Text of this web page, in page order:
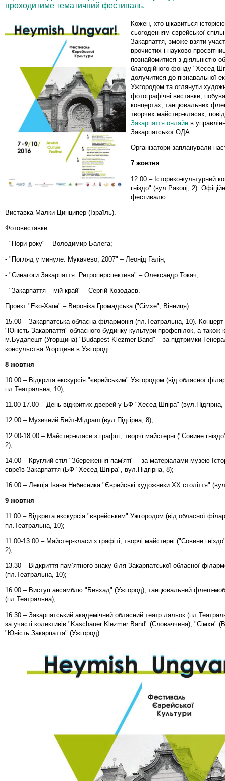
проходитиме тематичний фестиваль.
Кожен, хто цікавиться
сьогоденням єврейської
Закарпаття, зможе взяти
врочистих і науково-
познайомитися з діяльністю
благодійного фонду "Хесед
долучитися до пізнавальної
Ужгородом та оглянути
фотографічні виставки,
концертах, танцювальних
творчих майстер-класах,
Закарпаття онлайн в
Закарпатської ОДА
Організатори запланували
7 жовтня
12.00 – Історико-культурний
гніздо" (вул.Ракоці, 2).
фестивалю.
Виставка Малки Цинципер (Ізраїль).
Фотовиставки:
- "Пори року" – Володимир Балега;
- "Погляд у минуле. Мукачево, 2007" – Леонід Галін;
- "Синагоги Закарпаття. Ретроперспектива" – Олександр Токач;
- "Закарпаття – мій край" – Сергій Козодаєв.
Проект "Еко-Хаїм" – Вероніка Громадська ("Cімхе", Вінниця).
15.00 – Закарпатська обласна філармонія (пл.Театральна, 10).
"Юність Закарпаття" обласного будинку культури профспілок, а також
м.Будапешт (Угорщина) "Budapest Klezmer Band" – зa підтримки
консульства Угорщини в Ужгороді.
8 жовтня
10.00 – Відкрита екскурсія "єврейським" Ужгородом (від обласної
пл.Театральна, 10);
11.00-17.00 – День відкритих дверей у БФ "Хесед Шпіра" (вул.Підгірна,
12.00 – Музичний Бейт-Мідраш (вул.Підгірна, 8);
12.00-18.00 – Майстер-класи з графіті, творчі майстерні ("Cовине
2);
14.00 – Круглий стіл "Збереження пам'яті" – за матеріалами музею
євреїв Закарпаття (БФ "Хесед Шпіра", вул.Підгірна, 8);
16.00 – Лекція Івана Небесника "Єврейські художники XX століття"
9 жовтня
11.00 – Відкрита екскурсія "єврейським" Ужгородом (від обласної
пл.Театральна, 10);
11.00-13.00 – Майстер-класи з графіті, творчі майстерні ("Cовине
2);
13.30 – Відкриття пам’ятного знаку біля Закарпатської обласної
(пл.Театральна, 10);
16.00 – Виступ ансамблю "Беяхад" (Ужгород), танцювальний флеш-моб
(пл.Театральна);
16.30 – Закарпатський академічний обласний театр ляльок
за участі колективів "Kaschauer Klezmer Band" (Словаччина), "Cімхе"
"Юність Закарпаття" (Ужгород).